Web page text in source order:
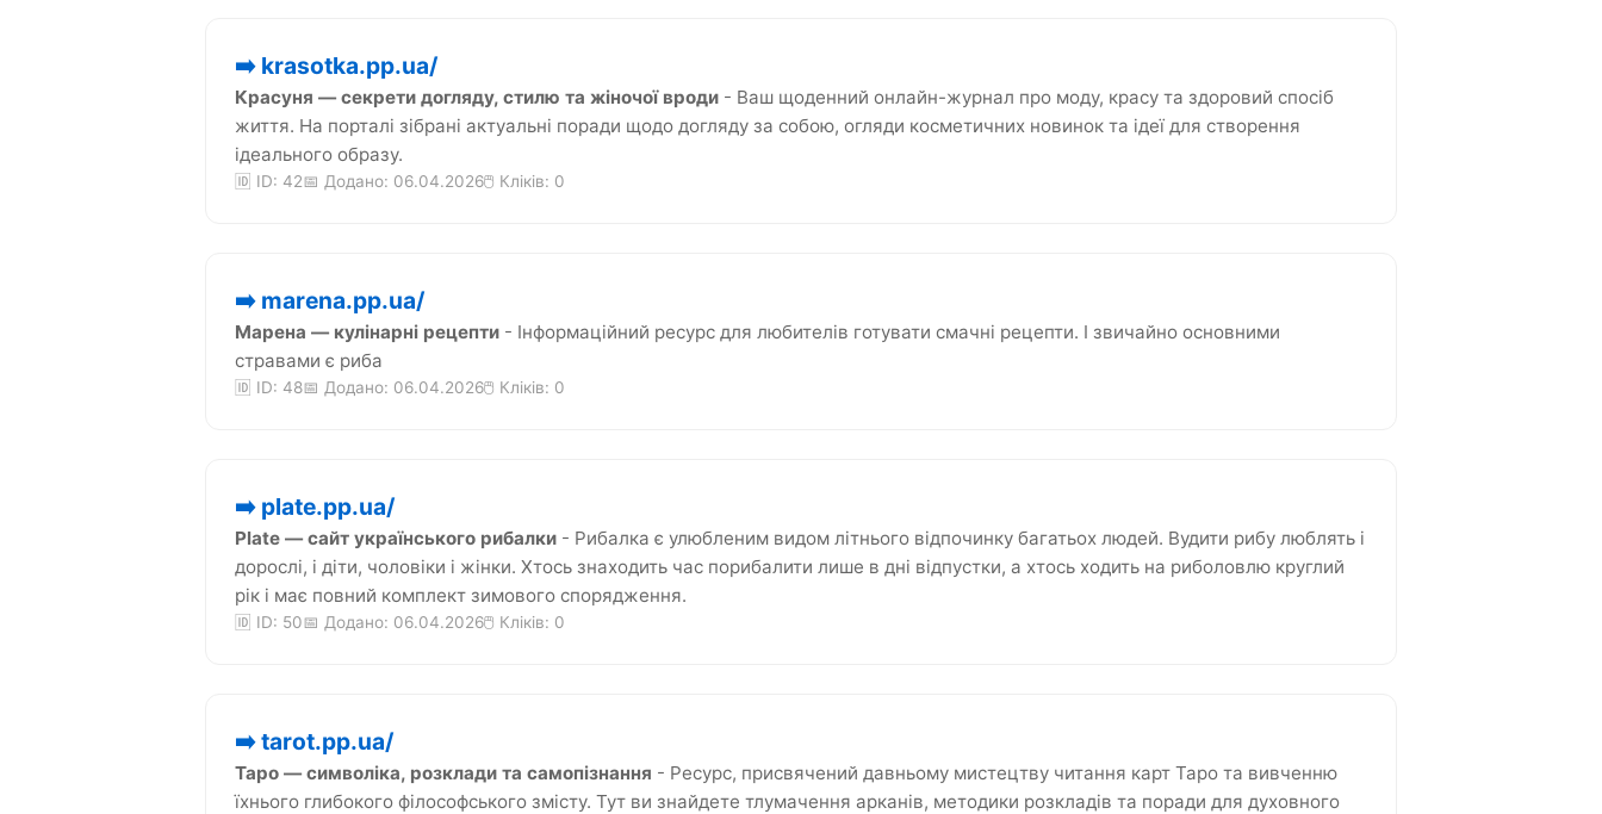
➡️ krasotka.pp.ua/
Красуня — секрети догляду, стилю та жіночої вроди - Ваш щоденний онлайн-журнал про моду, красу та здоровий спосіб
життя. На порталі зібрані актуальні поради щодо догляду за собою, огляди косметичних новинок та ідеї для створення
ідеального образу.
🆔 ID: 42📅 Додано: 06.04.2026🖱️ Кліків: 0
➡️ marena.pp.ua/
Марена — кулінарні рецепти - Інформаційний ресурс для любителів готувати смачні рецепти. І звичайно основними
стравами є риба
🆔 ID: 48📅 Додано: 06.04.2026🖱️ Кліків: 0
➡️ plate.pp.ua/
Plate — сайт українського рибалки - Рибалка є улюбленим видом літнього відпочинку багатьох людей. Вудити рибу люблять і
дорослі, і діти, чоловіки і жінки. Хтось знаходить час порибалити лише в дні відпустки, а хтось ходить на риболовлю круглий
рік і має повний комплект зимового спорядження.
🆔 ID: 50📅 Додано: 06.04.2026🖱️ Кліків: 0
➡️ tarot.pp.ua/
Таро — символіка, розклади та самопізнання - Ресурс, присвячений давньому мистецтву читання карт Таро та вивченню
їхнього глибокого філософського змісту. Тут ви знайдете тлумачення арканів, методики розкладів та поради для духовного